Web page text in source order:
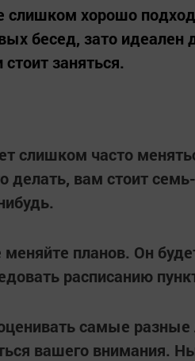
слишком хорошо
бесед, зато
заняться.
слишком часто
делать, вам стоит
меняйте планов. Он
расписанию
самые
вашего внимания.